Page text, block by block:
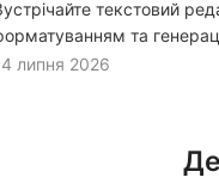
текстовий
та
липня 2026